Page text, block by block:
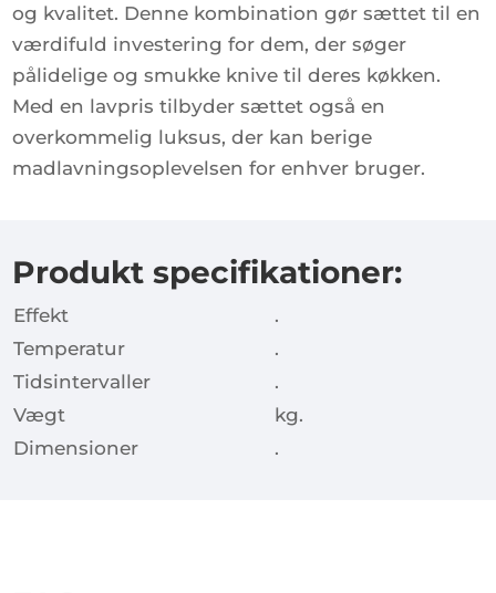
og kvalitet. Denne kombination gør sættet til en
værdifuld investering for dem, der søger
pålidelige og smukke knive til deres køkken.
Med en lavpris tilbyder sættet også en
overkommelig luksus, der kan berige
madlavningsoplevelsen for enhver bruger.
Produkt specifikationer:
Effekt
.
Temperatur
.
Tidsintervaller
.
Vægt
kg.
Dimensioner
.